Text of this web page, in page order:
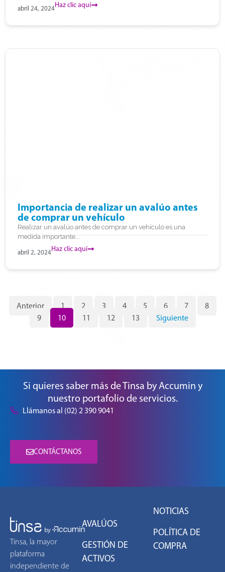
abril 24, 2024Haz clic aquí
Importancia de realizar un avalúo antes
de comprar un vehículo
Realizar un avalúo antes de comprar un vehículo es una
medida importante...
abril 2, 2024Haz clic aquí
Anterior 1 2 3 4 5 6 7
8
9
10 11 12 13 Siguiente
Si quieres saber más de Tinsa by Accumin y
nuestro portafolio de servicios.
Llámanos al (02) 2 390 9041
CONTÁCTANOS
Tinsa, la mayor
plataforma
independiente de
AVALÚOS
GESTIÓN DE
ACTIVOS
NOTICIAS
POLÍTICA DE
COMPRA